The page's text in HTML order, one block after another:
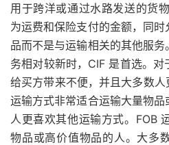
用于跨洋或通过水路发送的货
为运费和保险支付的金额，同
品而不是与运输相关的其他服
务相对较新时，CIF 是首选。
给买方带来不便，并且大多数
运输方式非常适合运输大量物
人更喜欢其他运输方式。FOB
物品或高价值物品的人。大多